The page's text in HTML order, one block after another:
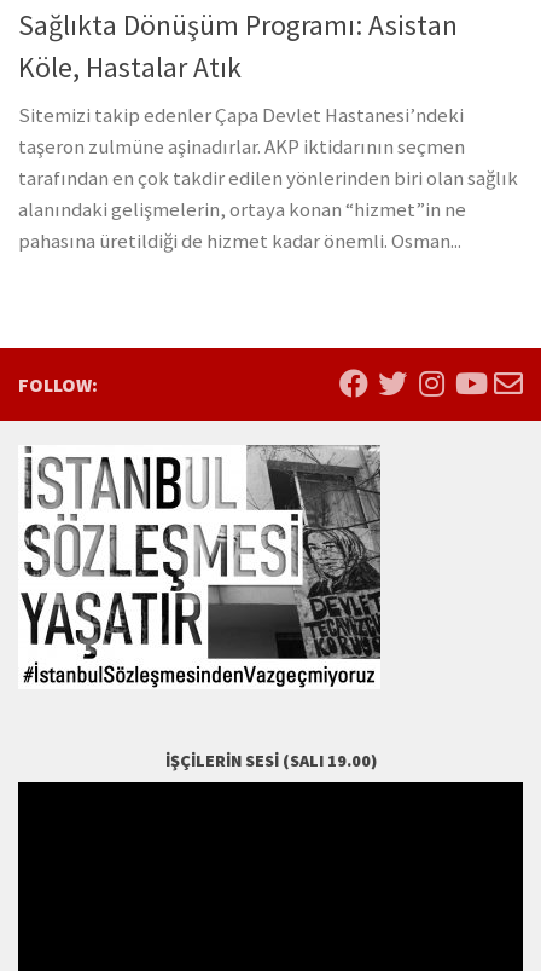
Sağlıkta Dönüşüm Programı: Asistan
Köle, Hastalar Atık
Sitemizi takip edenler Çapa Devlet Hastanesi’ndeki
taşeron zulmüne aşinadırlar. AKP iktidarının seçmen
tarafından en çok takdir edilen yönlerinden biri olan sağlık
alanındaki gelişmelerin, ortaya konan “hizmet”in ne
pahasına üretildiği de hizmet kadar önemli. Osman...
FOLLOW:
İŞÇILERIN SESI (SALI 19.00)